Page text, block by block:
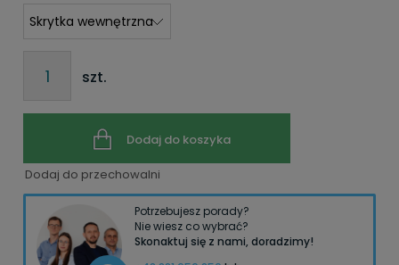
szt.
Dodaj do koszyka
Dodaj do przechowalni
Potrzebujesz porady?
Nie wiesz co wybrać?
Skonaktuj się z nami, doradzimy!